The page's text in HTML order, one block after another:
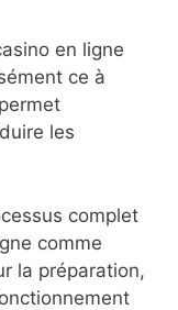
en ligne
ce à
les
complet
comme
la préparation,